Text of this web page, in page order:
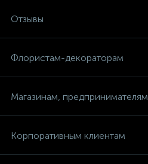
Отзывы
Флористам-декораторам
Магазинам, предпринимателям
Корпоративным клиентам